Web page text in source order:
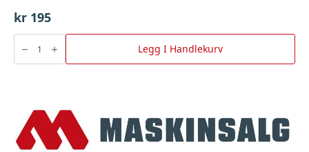
kr 195
Adapter
Pol
antall
Legg I Handlekurv